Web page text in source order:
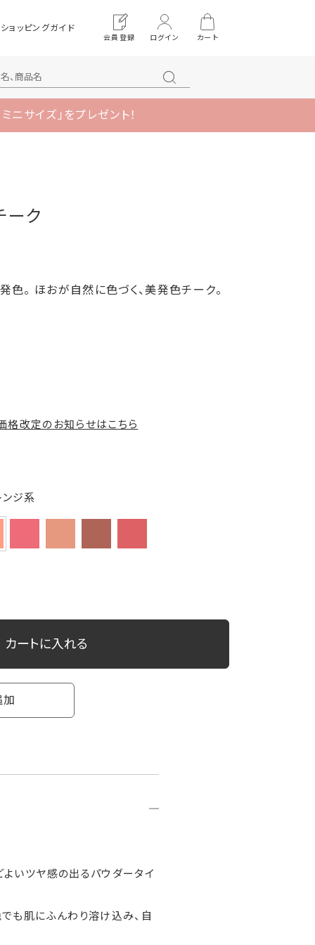
ショッピングガイド
会員登録 ログイン カート
ニサイズ」をプレゼント！
ーク
色。 ほおが自然に色づく、美発色チーク。
格改定のお知らせはこちら
ジ系
カートに入れる
加
いツヤ感の出るパウダータイ
も肌にふんわり溶け込み、自